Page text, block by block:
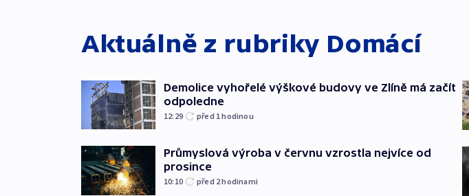
Aktuálně z rubriky Domácí
Demolice vyhořelé výškové budovy ve Zlíně má začít
odpoledne
12:29 před 1hodinou
Průmyslová výroba v červnu vzrostla nejvíce od
prosince
10:10 před 2hodinami